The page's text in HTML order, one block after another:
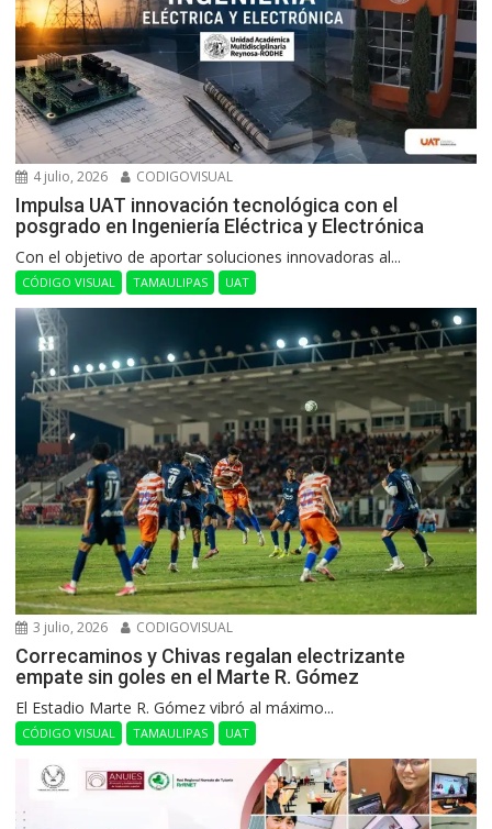
4 julio, 2026 CODIGOVISUAL
Impulsa UAT innovación tecnológica con el
posgrado en Ingeniería Eléctrica y Electrónica
Con el objetivo de aportar soluciones innovadoras al...
CÓDIGO VISUAL TAMAULIPAS UAT
3 julio, 2026 CODIGOVISUAL
Correcaminos y Chivas regalan electrizante
empate sin goles en el Marte R. Gómez
El Estadio Marte R. Gómez vibró al máximo...
CÓDIGO VISUAL TAMAULIPAS UAT